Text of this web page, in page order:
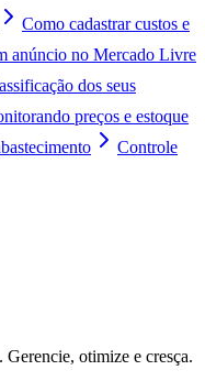
Como cadastrar custos e
anúncio no Mercado Livre
dos seus
preços e estoque
Controle
otimize e cresça.